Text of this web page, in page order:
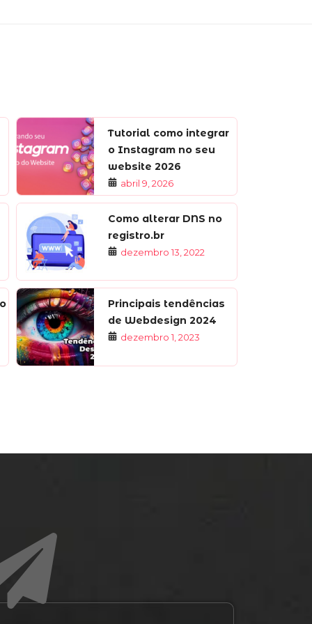
Tutorial como integrar
o Instagram no seu
website 2026
abril 9, 2026
Como alterar DNS no
registro.br
dezembro 13, 2022
Principais tendências
de Webdesign 2024
dezembro 1, 2023